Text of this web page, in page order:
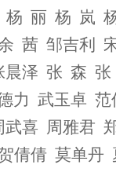
杨 丽 杨 岚
茜 邹吉利
泽 张 森
力 武玉卓
喜 周雅君
倩倩 莫单